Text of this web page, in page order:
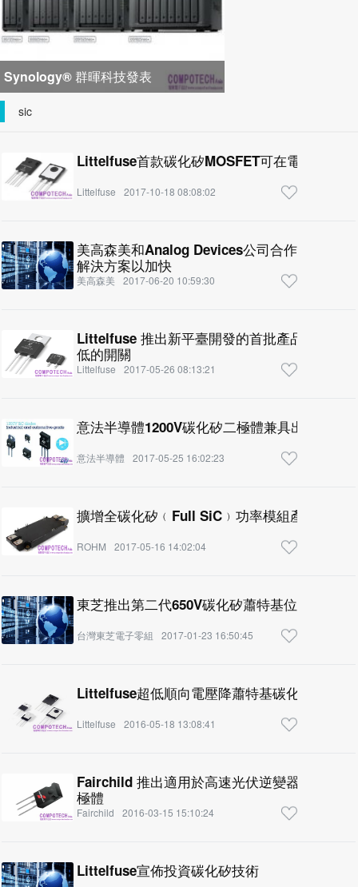
Synology® 群暉科技發表
DiskStation neo+ 系列，以低入手門
sic
Littelfuse首款碳化矽MOSFET可在電力電子
Littelfuse 2017-10-18 08:08:02
美高森美和Analog Devices公司合作開發可擴
解決方案以加快
美高森美 2017-06-20 10:59:30
Littelfuse 推出新平臺開發的首批產品1200V
低的開關
Littelfuse 2017-05-26 08:13:21
意法半導體1200V碳化矽二極體兼具出色的效
意法半導體 2017-05-25 16:02:23
擴增全碳化矽﹙Full SiC﹚功率模組產品陣容
ROHM 2017-05-16 14:02:04
東芝推出第二代650V碳化矽蕭特基位障二極體
台灣東芝電子零組 2017-01-23 16:50:45
Littelfuse超低順向電壓降蕭特基碳化矽整流
Littelfuse 2016-05-18 13:08:41
Fairchild 推出適用於高速光伏逆變器及嚴苛
極體
Fairchild 2016-03-15 15:10:24
Littelfuse宣佈投資碳化矽技術